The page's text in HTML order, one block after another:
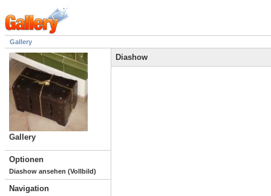
Gallery
Gallery
Optionen
Diashow ansehen (Vollbild)
Navigation
Diashow